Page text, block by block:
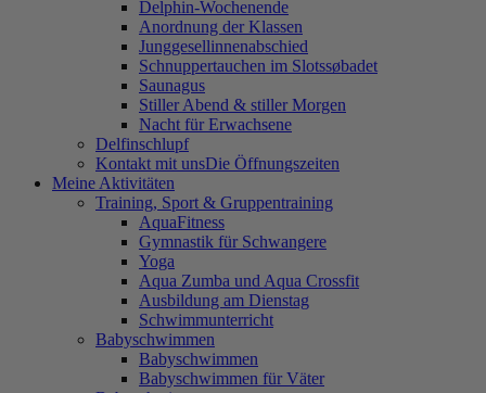
Delphin-Wochenende
Anordnung der Klassen
Junggesellinnenabschied
Schnuppertauchen im Slotssøbadet
Saunagus
Stiller Abend & stiller Morgen
Nacht für Erwachsene
Delfinschlupf
Kontakt mit unsDie Öffnungszeiten
Meine Aktivitäten
Training, Sport & Gruppentraining
AquaFitness
Gymnastik für Schwangere
Yoga
Aqua Zumba und Aqua Crossfit
Ausbildung am Dienstag
Schwimmunterricht
Babyschwimmen
Babyschwimmen
Babyschwimmen für Väter